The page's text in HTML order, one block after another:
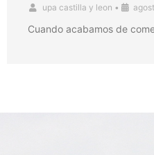
upa castilla y leon •
Cuando acabamos de